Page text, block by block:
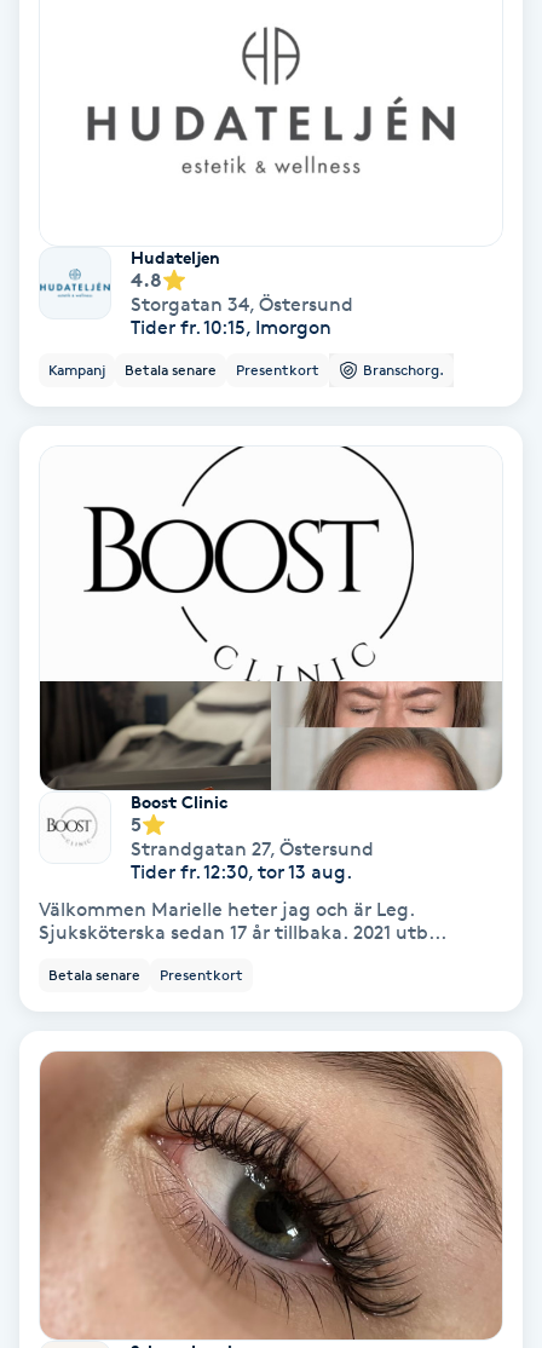
Fillers
Fotmassage
Fotsvamp
Fransborttagning
Fransförlängning
Fransförlängning Megavolym
Fransförlängning Volym
Fransk manikyr
Fransrengöring
Friskvårdsmassage
Hudateljen
4.8
Storgatan 34, Östersund
Tider fr. 10:15, Imorgon
Kampanj Betala senare Presentkort Branschorg.
Boost Clinic
5
Strandgatan 27, Östersund
Tider fr. 12:30, tor 13 aug.
Välkommen Marielle heter jag och är Leg.
Sjuksköterska sedan 17 år tillbaka. 2021 utb...
Betala senare Presentkort